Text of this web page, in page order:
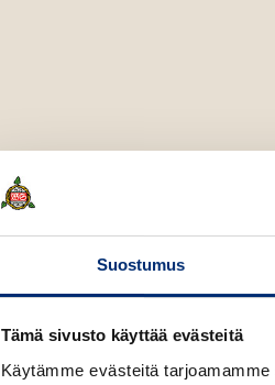
Suostumus
Tämä sivusto käyttää evästeitä
Käytämme evästeitä